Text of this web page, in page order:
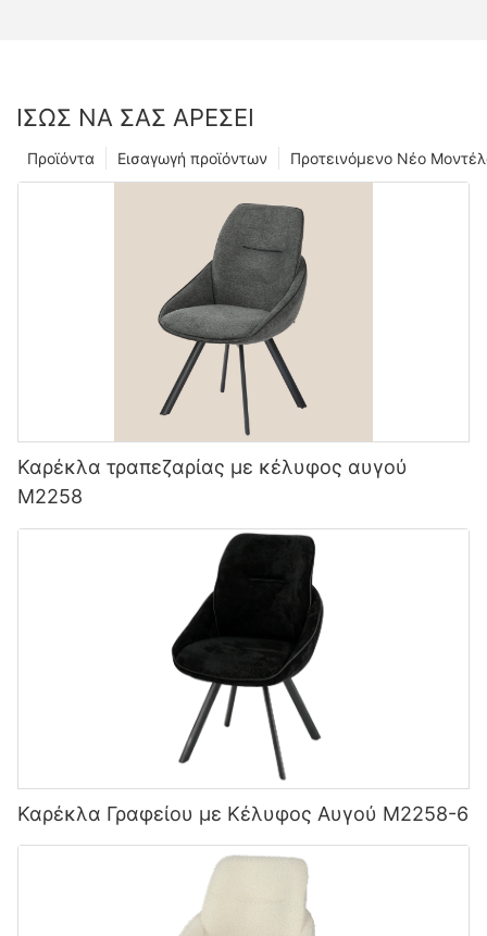
ΊΣΩΣ ΝΑ ΣΑΣ ΑΡΈΣΕΙ
Προτεινόμενο Νέο
Εισαγωγή προϊόντων
Προϊόντα
Καρέκλα τραπεζαρίας με κέλυφος αυγού
M2258
Καρέκλα Γραφείου με Κέλυφος Αυγού M2258-6